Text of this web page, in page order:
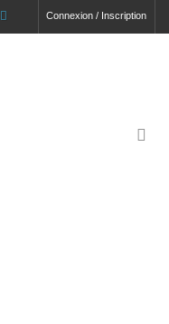
Connexion / Inscription